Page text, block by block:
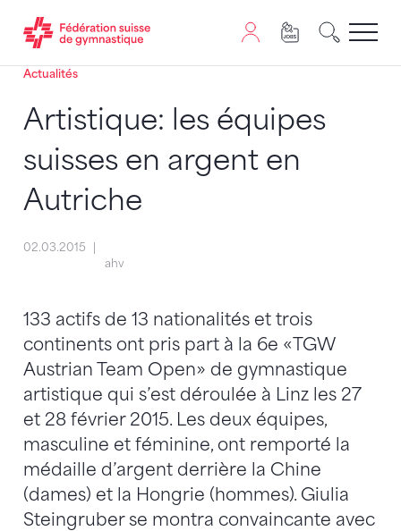
Passer au contenu
Naviguer vers le plan du siten
JavaScript est nécessaire pour naviguer sur ce site.
Actualités
Artistique: les équipes
suisses en argent en
Autriche
02.03.2015
ahv
133 actifs de 13 nationalités et trois
continents ont pris part à la 6e «TGW
Austrian Team Open» de gymnastique
artistique qui s’est déroulée à Linz les 27
et 28 février 2015. Les deux équipes,
masculine et féminine, ont remporté la
médaille d’argent derrière la Chine
(dames) et la Hongrie (hommes). Giulia
Steingruber se montra convaincante avec